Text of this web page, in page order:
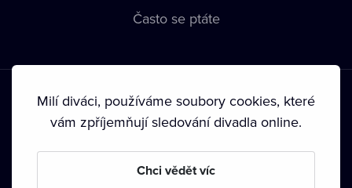
Často se ptáte
Podmínky používání • Ochrana soukromí • Zásady používání
• Autorská práva•
Milí diváci, používáme soubory cookies, které
vám zpříjemňují sledování divadla online.
Chci vědět víc